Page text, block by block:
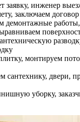
заявку, инженер
заключаем договор
демонтажные
монтируем
сантехнику, двери,
уборку,